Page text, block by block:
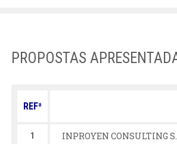
PROPOSTAS
REFª
1 INPROYEN CONSULTING